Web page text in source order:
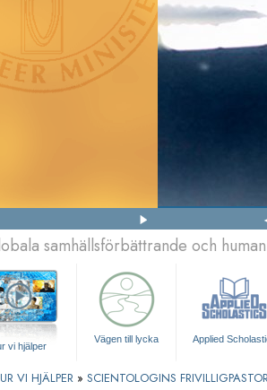
samhällsförbättrande och
vi hjälper
Vägen till lycka Applied
VI HJÄLPER » SCIENTOLOGINS